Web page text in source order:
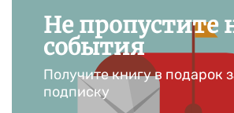
Не пропустите
события
Получите книгу в подарок
подписку